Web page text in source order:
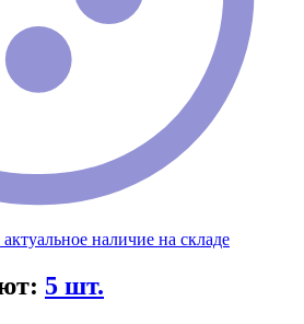
наличие на складе
5 шт.